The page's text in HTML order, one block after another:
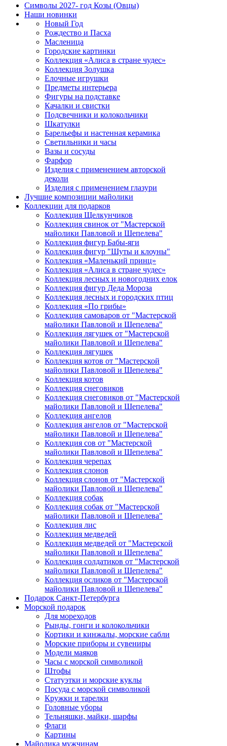
Символы 2027- год Козы (Овцы)
Наши новинки
Новый Год
Рождество и Пасха
Масленица
Городские картинки
Коллекция «Алиса в стране чудес»
Коллекция Золушка
Елочные игрушки
Предметы интерьера
Фигуры на подставке
Качалки и свистки
Подсвечники и колокольчики
Шкатулки
Барельефы и настенная керамика
Светильники и часы
Вазы и сосуды
Фарфор
Изделия с применением авторской
деколи
Изделия с применением глазури
Лучшие композиции майолики
Коллекции для подарков
Коллекция Щелкунчиков
Коллекция свинок от "Мастерской
майолики Павловой и Шепелева"
Коллекция фигур Бабы-яги
Коллекция фигур "Шуты и клоуны"
Коллекция «Маленький принц»
Коллекция «Алиса в стране чудес»
Коллекция лесных и новогодних елок
Коллекция фигур Деда Мороза
Коллекция лесных и городских птиц
Коллекция «По грибы»
Коллекция самоваров от "Мастерской
майолики Павловой и Шепелева"
Коллекция лягушек от "Мастерской
майолики Павловой и Шепелева"
Коллекция лягушек
Коллекция котов от "Мастерской
майолики Павловой и Шепелева"
Коллекция котов
Коллекция снеговиков
Коллекция снеговиков от "Мастерской
майолики Павловой и Шепелева"
Коллекция ангелов
Коллекция ангелов от "Мастерской
майолики Павловой и Шепелева"
Коллекция сов от "Мастерской
майолики Павловой и Шепелева"
Коллекция черепах
Коллекция слонов
Коллекция слонов от "Мастерской
майолики Павловой и Шепелева"
Коллекция собак
Коллекция собак от "Мастерской
майолики Павловой и Шепелева"
Коллекция лис
Коллекция медведей
Коллекция медведей от "Мастерской
майолики Павловой и Шепелева"
Коллекция солдатиков от "Мастерской
майолики Павловой и Шепелева"
Коллекция осликов от "Мастерской
майолики Павловой и Шепелева"
Подарок Санкт-Петербурга
Морской подарок
Для мореходов
Рынды, гонги и колокольчики
Кортики и кинжалы, морские сабли
Морские приборы и сувениры
Модели маяков
Часы с морской символикой
Штофы
Статуэтки и морские куклы
Посуда с морской символикой
Кружки и тарелки
Головные уборы
Тельняшки, майки, шарфы
Флаги
Картины
Майолика мужчинам